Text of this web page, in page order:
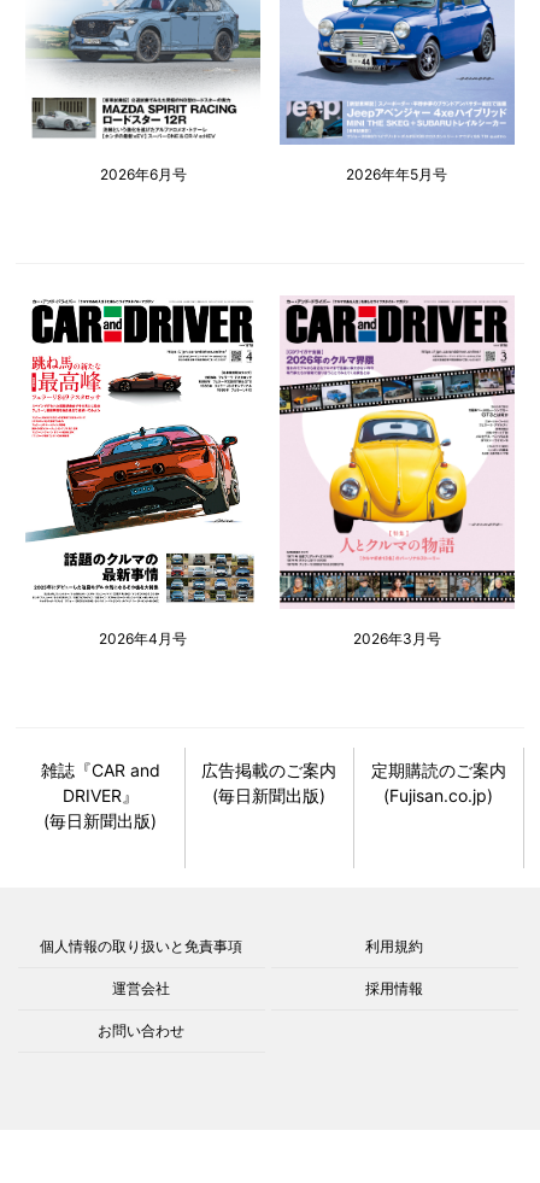
2026年6月号 2026年年5月号
2026年4月号 2026年3月号
雑誌『CAR and
DRIVER』
(毎日新聞出版)
広告掲載のご案内
(毎日新聞出版)
定期購読のご案内
(Fujisan.co.jp)
個人情報の取り扱いと免責事項 利用規約
運営会社 採用情報
お問い合わせ